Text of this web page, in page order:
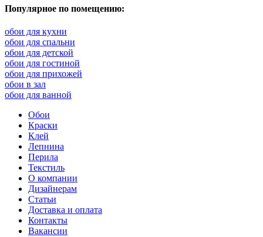
Популярное по помещению:
обои для кухни
обои для спальни
обои для детской
обои для гостиной
обои для прихожей
обои в зал
обои для ванной
Обои
Краски
Клей
Лепнина
Перила
Текстиль
О компании
Дизайнерам
Статьи
Доставка и оплата
Контакты
Вакансии